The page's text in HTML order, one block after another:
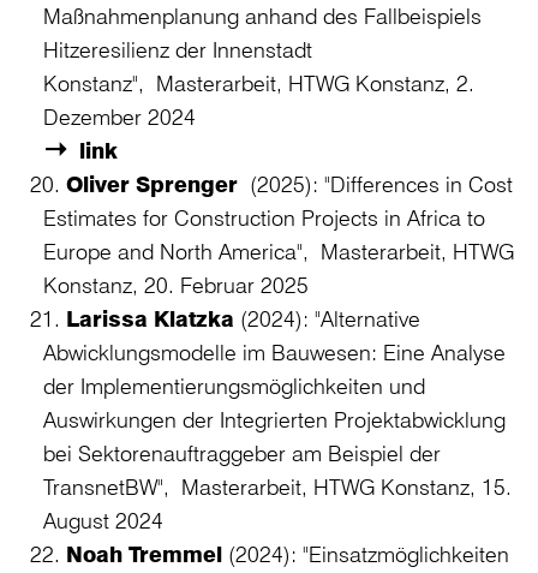
Maßnahmenplanung anhand des Fallbeispiels
Hitzeresilienz der Innenstadt
Konstanz", Masterarbeit, HTWG Konstanz, 2.
Dezember 2024
link
Oliver Sprenger (2025): "Differences in Cost
Estimates for Construction Projects in Africa to
Europe and North America", Masterarbeit, HTWG
Konstanz, 20. Februar 2025
Larissa Klatzka (2024): "Alternative
Abwicklungsmodelle im Bauwesen: Eine Analyse
der Implementierungsmöglichkeiten und
Auswirkungen der Integrierten Projektabwicklung
bei Sektorenauftraggeber am Beispiel der
TransnetBW", Masterarbeit, HTWG Konstanz, 15.
August 2024
Noah Tremmel (2024): "Einsatzmöglichkeiten